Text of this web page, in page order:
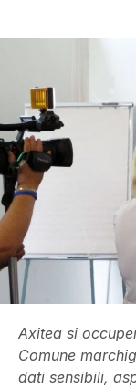
Axitea si
Comune
dati sensibili,